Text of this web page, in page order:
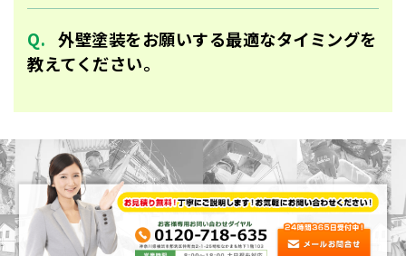
外壁塗装をお願いする最適なタイミングを
教えてください。